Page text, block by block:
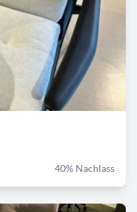
40% Nachlass